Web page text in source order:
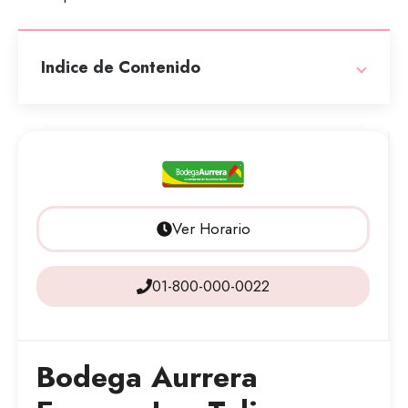
Indice de Contenido
Ver Horario
01-800-000-0022
Bodega Aurrera